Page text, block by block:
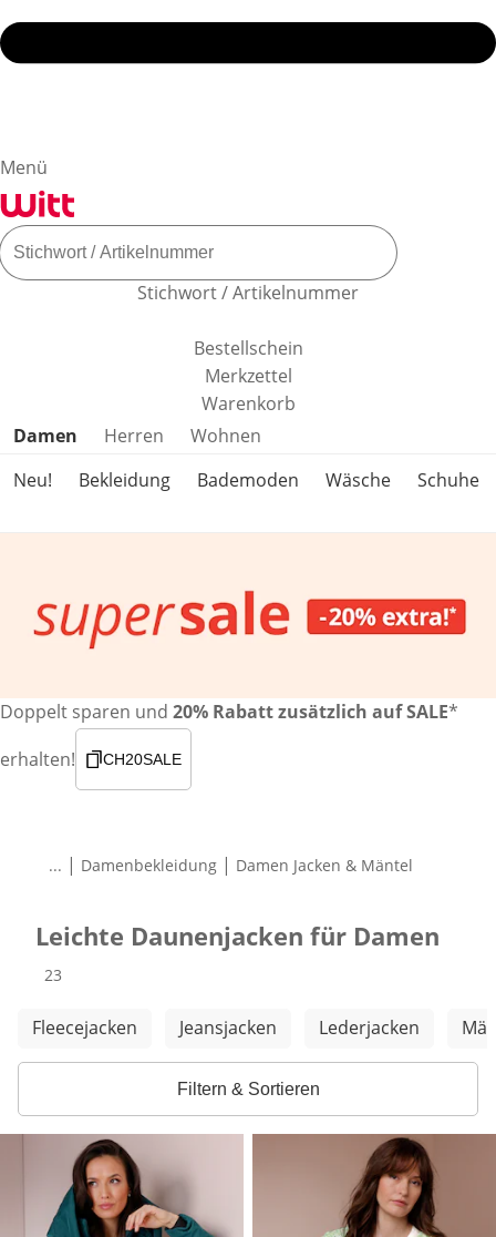
Menü
Stichwort / Artikelnummer
Bestellschein
Merkzettel
Warenkorb
Produktkategorien überspringen
Damen Herren
Wohnen
Neu!
Bekleidung Bademoden Wäsche Schuhe
Doppelt sparen und 20% Rabatt zusätzlich auf SALE*
erhalten!
CH20SALE
... | Damenbekleidung | Damen Jacken & Mäntel
Leichte Daunenjacken für Damen
Produkte
23
Weitere Kategorien überspringen
Fleecejacken Jeansjacken Lederjacken
Filtern & Sortieren